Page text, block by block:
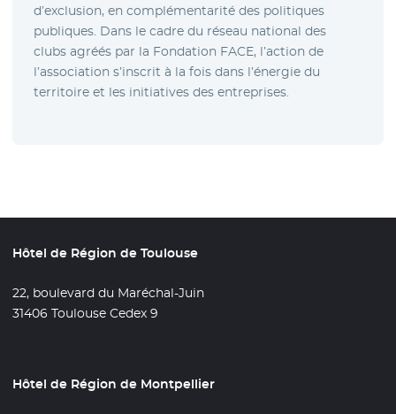
d’exclusion, en complémentarité des politiques
publiques. Dans le cadre du réseau national des
clubs agréés par la Fondation FACE, l’action de
l’association s’inscrit à la fois dans l’énergie du
territoire et les initiatives des entreprises.
Hôtel de Région de Toulouse
22, boulevard du Maréchal-Juin
31406 Toulouse Cedex 9
Hôtel de Région de Montpellier